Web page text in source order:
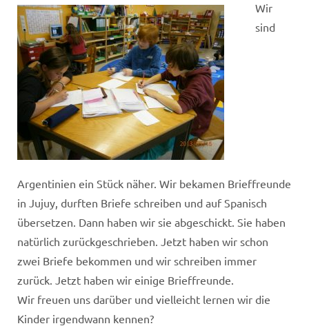
Wir
sind
Argentinien ein Stück näher. Wir bekamen Brieffreunde
in Jujuy, durften Briefe schreiben und auf Spanisch
übersetzen. Dann haben wir sie abgeschickt. Sie haben
natürlich zurückgeschrieben. Jetzt haben wir schon
zwei Briefe bekommen und wir schreiben immer
zurück. Jetzt haben wir einige Brieffreunde.
Wir freuen uns darüber und vielleicht lernen wir die
Kinder irgendwann kennen?